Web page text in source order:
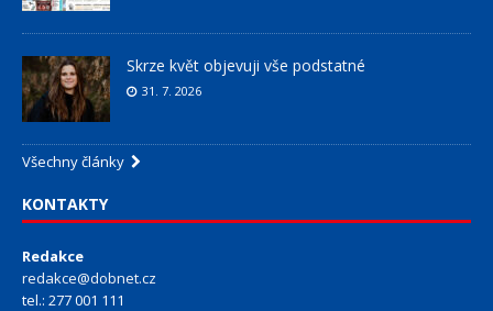
Skrze květ objevuji vše podstatné
31. 7. 2026
Všechny články
KONTAKTY
Redakce
redakce@dobnet.cz
tel.: 277 001 111